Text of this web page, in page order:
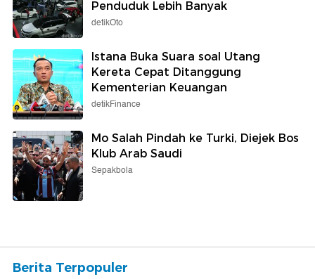
Penduduk Lebih Banyak
detikOto
Istana Buka Suara soal Utang
Kereta Cepat Ditanggung
Kementerian Keuangan
detikFinance
Mo Salah Pindah ke Turki, Diejek Bos
Klub Arab Saudi
Sepakbola
Berita Terpopuler